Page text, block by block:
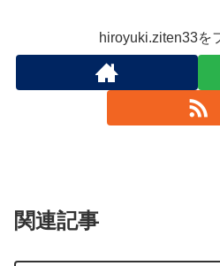
hiroyuki.ziten33を
関連記事